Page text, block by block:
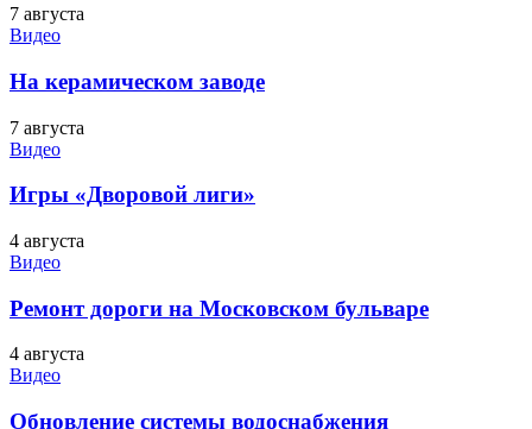
7 августа
Видео
На керамическом заводе
7 августа
Видео
Игры «Дворовой лиги»
4 августа
Видео
Ремонт дороги на Московском бульваре
4 августа
Видео
Обновление системы водоснабжения